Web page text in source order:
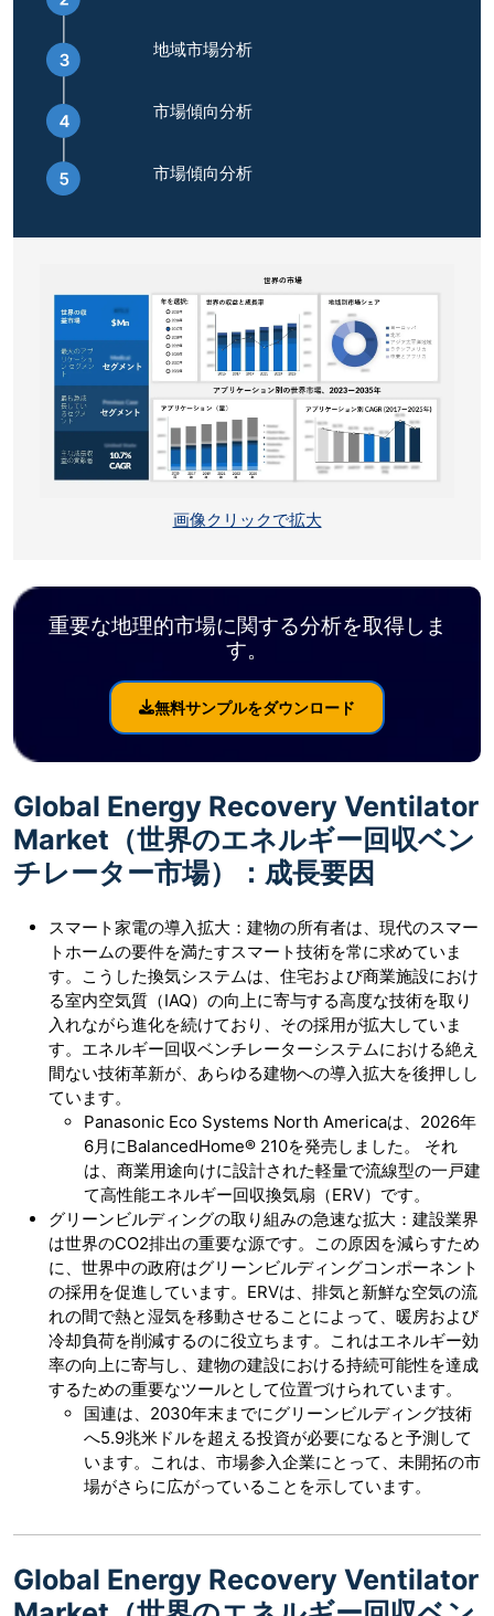
地域市場分析
市場傾向分析
市場傾向分析
画像クリックで拡大
重要な地理的市場に関する分析を取得しま
す。
無料サンプルをダウンロード
Global Energy Recovery Ventilator
Market（世界のエネルギー回収ベン
チレーター市場）：成長要因
スマート家電の導入拡大：建物の所有者は、現代のスマー
トホームの要件を満たすスマート技術を常に求めていま
す。こうした換気システムは、住宅および商業施設におけ
る室内空気質（IAQ）の向上に寄与する高度な技術を取り
入れながら進化を続けており、その採用が拡大していま
す。エネルギー回収ベンチレーターシステムにおける絶え
間ない技術革新が、あらゆる建物への導入拡大を後押しし
ています。
Panasonic Eco Systems North Americaは、2026年
6月にBalancedHome® 210を発売しました。 それ
は、商業用途向けに設計された軽量で流線型の一戸建
て高性能エネルギー回収換気扇（ERV）です。
グリーンビルディングの取り組みの急速な拡大：建設業界
は世界のCO2排出の重要な源です。この原因を減らすため
に、世界中の政府はグリーンビルディングコンポーネント
の採用を促進しています。ERVは、排気と新鮮な空気の流
れの間で熱と湿気を移動させることによって、暖房および
冷却負荷を削減するのに役立ちます。これはエネルギー効
率の向上に寄与し、建物の建設における持続可能性を達成
するための重要なツールとして位置づけられています。
国連は、2030年末までにグリーンビルディング技術
へ5.9兆米ドルを超える投資が必要になると予測して
います。これは、市場参入企業にとって、未開拓の市
場がさらに広がっていることを示しています。
Global Energy Recovery Ventilator